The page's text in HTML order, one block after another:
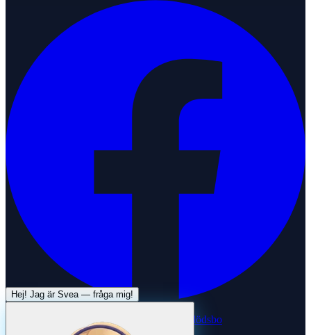
Dödsboofferter — hjälp med dödsbo
Hej! Jag är Svea— fråga mig!